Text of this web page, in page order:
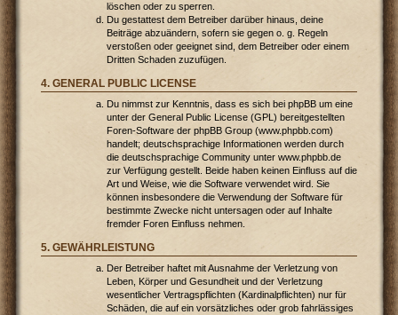
löschen oder zu sperren.
Du gestattest dem Betreiber darüber hinaus, deine
Beiträge abzuändern, sofern sie gegen o. g. Regeln
verstoßen oder geeignet sind, dem Betreiber oder einem
Dritten Schaden zuzufügen.
4. GENERAL PUBLIC LICENSE
Du nimmst zur Kenntnis, dass es sich bei phpBB um eine
unter der General Public License (GPL) bereitgestellten
Foren-Software der phpBB Group (www.phpbb.com)
handelt; deutschsprachige Informationen werden durch
die deutschsprachige Community unter www.phpbb.de
zur Verfügung gestellt. Beide haben keinen Einfluss auf die
Art und Weise, wie die Software verwendet wird. Sie
können insbesondere die Verwendung der Software für
bestimmte Zwecke nicht untersagen oder auf Inhalte
fremder Foren Einfluss nehmen.
5. GEWÄHRLEISTUNG
Der Betreiber haftet mit Ausnahme der Verletzung von
Leben, Körper und Gesundheit und der Verletzung
wesentlicher Vertragspflichten (Kardinalpflichten) nur für
Schäden, die auf ein vorsätzliches oder grob fahrlässiges